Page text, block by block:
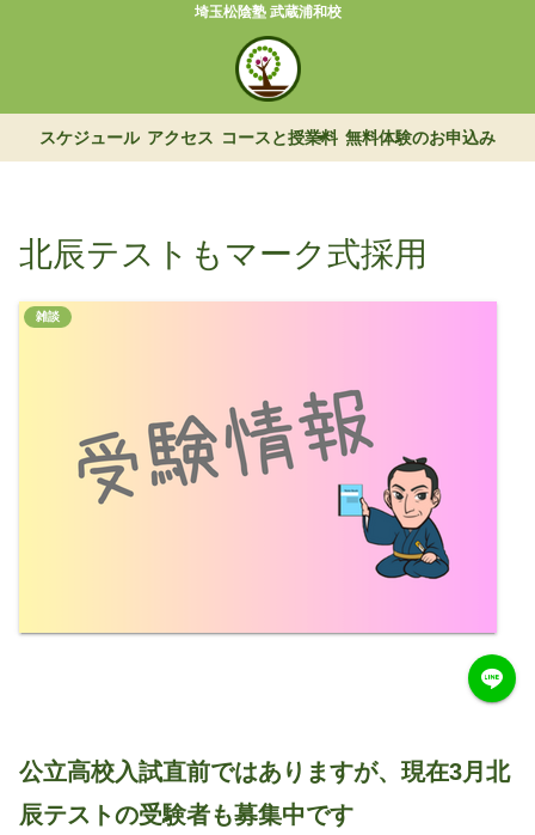
埼玉松陰塾 武蔵浦和校
スケジュール アクセス コースと授業料 無料体験のお申込み
北辰テストもマーク式採用
雑談
公立高校入試直前ではありますが、現在3月北
辰テストの受験者も募集中です